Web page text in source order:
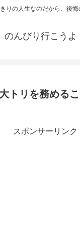
りの人生なのだから、後悔
のんびり行こうよ
トリを務める
スポンサーリンク